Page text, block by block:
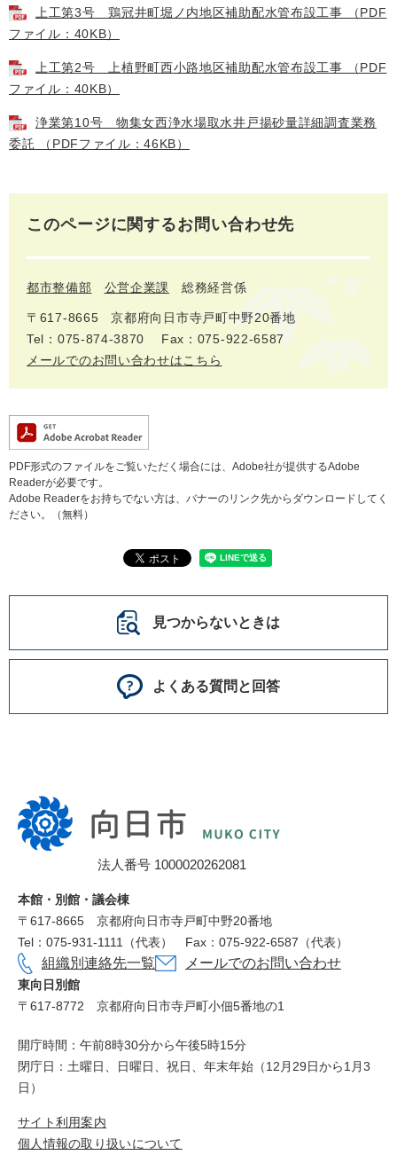
上工第3号 鶏冠井町堀ノ内地区補助配水管布設工事 （PDF
ファイル：40KB）
上工第2号 上植野町西小路地区補助配水管布設工事 （PDF
ファイル：40KB）
浄業第10号 物集女西浄水場取水井戸揚砂量詳細調査業務
委託 （PDFファイル：46KB）
このページに関するお問い合わせ先
都市整備部 公営企業課 総務経営係
〒617‐8665
京都府向日市寺戸町中野20番地
Tel：075-874-3870
Fax：075-922-6587
メールでのお問い合わせはこちら
PDF形式のファイルをご覧いただく場合には、Adobe社が提供するAdobe
Readerが必要です。
Adobe Readerをお持ちでない方は、バナーのリンク先からダウンロードしてく
ださい。（無料）
見つからないときは
よくある質問と回答
向
日
市
所
法人番号 1000020262081
本館・別館・議会棟
〒617‐8665
京都府向日市寺戸町中野20番地
Tel：075-931-1111（代表）
Fax：075-922-6587（代表）
東向日別館
〒617-8772
京都府向日市寺戸町小佃5番地の1
組織別連絡先一覧 メールでのお問い合わせ
開庁時間：午前8時30分から午後5時15分
閉庁日：土曜日、日曜日、祝日、年末年始（12月29日から1月3
日）
サイト利用案内
個人情報の取り扱いについて